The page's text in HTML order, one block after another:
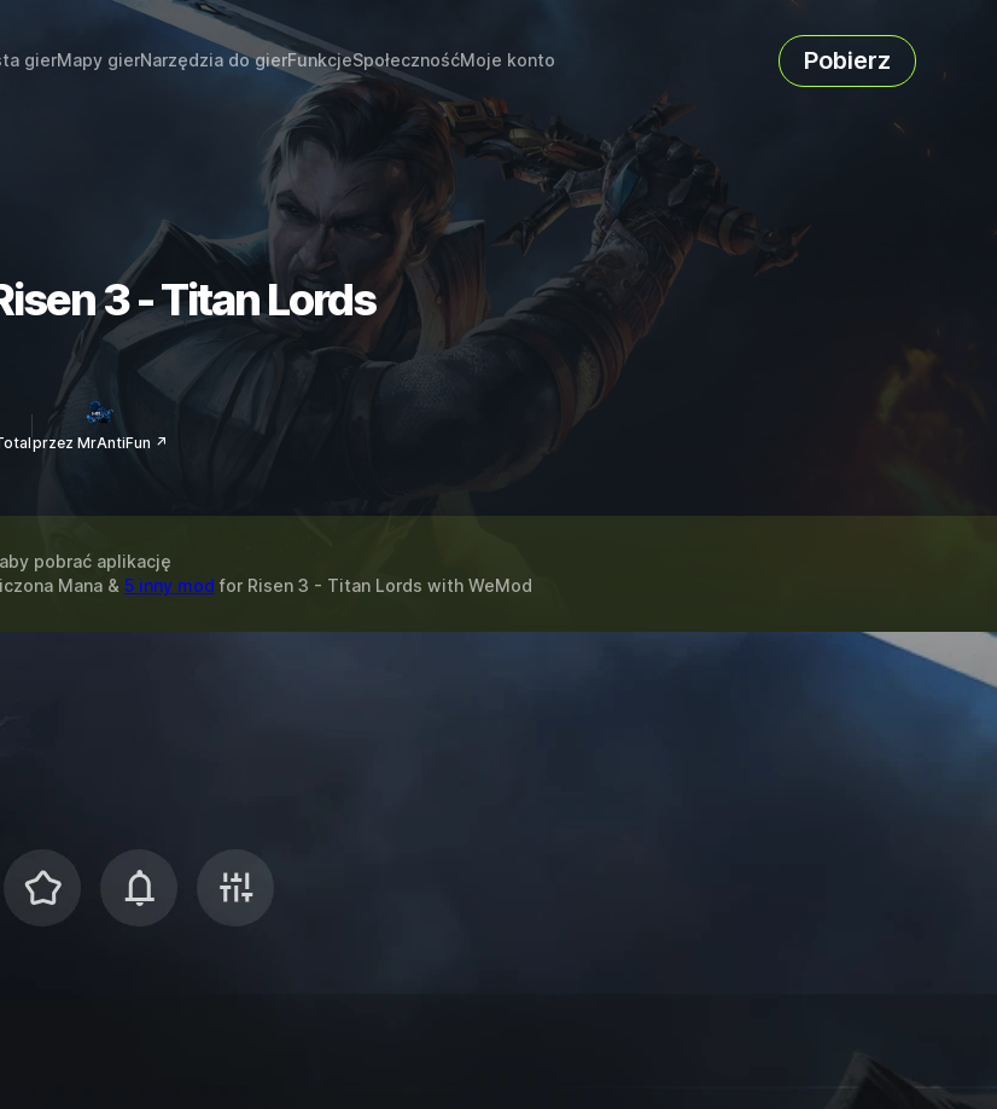
gierMapy gierNarzędzia do gierFunkcjeSpołecznośćMoje konto Pobierz
3 - Titan Lords
przez MrAntiFun ↗
pobrać aplikację
Mana & 5 inny mod for Risen 3 - Titan Lords with WeMod